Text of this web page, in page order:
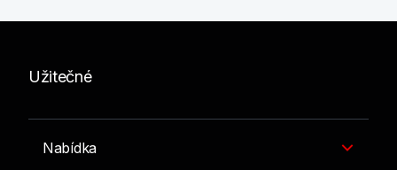
Užitečné
Nabídka